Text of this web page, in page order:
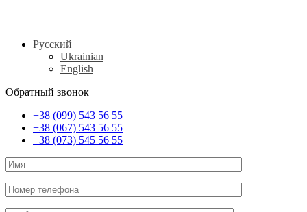
Русский
Ukrainian
English
Обратный звонок
+38 (099) 543 56 55
+38 (067) 543 56 55
+38 (073) 545 56 55